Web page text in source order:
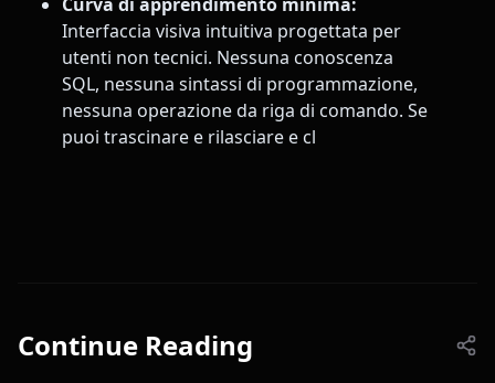
Interfaccia visiva intuitiva progettata per
utenti non tecnici. Nessuna conoscenza
SQL, nessuna sintassi di programmazione,
nessuna operazione da riga di comando. Se
puoi trascinare e rilasciare e cl
Continue Reading